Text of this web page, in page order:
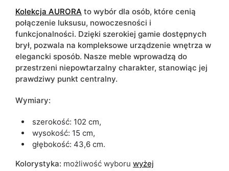
Kolekcja AURORA to wybór dla osób, które cenią
połączenie luksusu, nowoczesności i
funkcjonalności. Dzięki szerokiej gamie dostępnych
brył, pozwala na kompleksowe urządzenie wnętrza w
elegancki sposób. Nasze meble wprowadzą do
przestrzeni niepowtarzalny charakter, stanowiąc jej
prawdziwy punkt centralny.
Wymiary:
szerokość: 102 cm,
wysokość: 15 cm,
głębokość: 43,6 cm.
Kolorystyka: możliwość wyboru wyżej